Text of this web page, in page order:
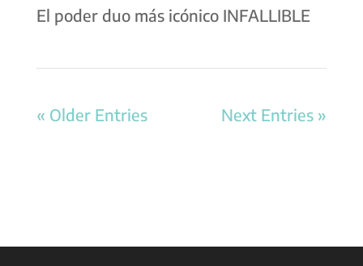
El poder duo más icónico INFALLIBLE
« Older Entries Next Entries »